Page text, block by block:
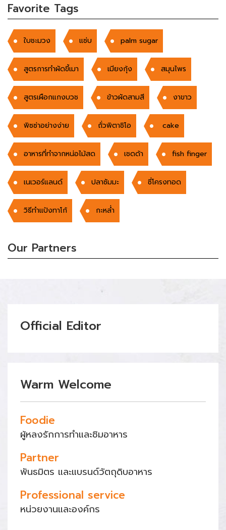
Favorite Tags
ใบชะมวง แซ่บ palm sugar
สูตรการทำผัดขี้เมา เมียงกุ้ง สมุนไพร
สูตรเผือกแกงบวช ข้าวผัดสามสี งาขาว
พิซซ่าอย่างง่าย ถั่วพิตาชิโอ cake
อาหารที่ทำจากหน่อไม้สด เชดด้า fish finger
เนเวอร์แลนด์ ปลาซัมมะ ซี่โครงทอด
วิธีทำแป้งทาโก้ กะหล่ำ
Our Partners
Official Editor
Warm Welcome
Foodie
ผู้หลงรักการทำและชิมอาหาร
Partner
พันธมิตร และแบรนด์วัตถุดิบอาหาร
Professional service
หน่วยงานและองค์กร